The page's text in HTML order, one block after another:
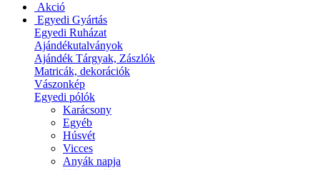
Akció
Egyedi Gyártás
Egyedi Ruházat
Ajándékutalványok
Ajándék Tárgyak, Zászlók
Matricák, dekorációk
Vászonkép
Egyedi pólók
Karácsony
Egyéb
Húsvét
Vicces
Anyák napja